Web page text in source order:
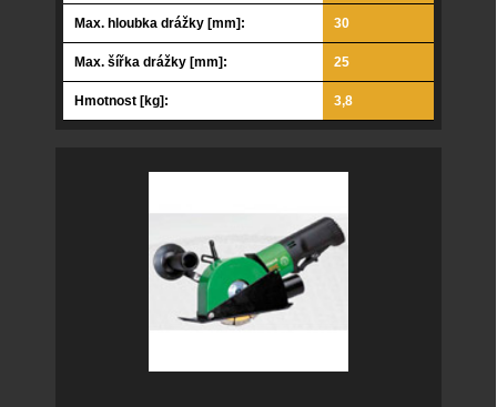
Max. hloubka drážky [mm]: 30
Max. šířka drážky [mm]: 25
Hmotnost [kg]: 3,8